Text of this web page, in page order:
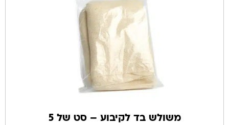
משולש בד לקיבוע – סט של 5